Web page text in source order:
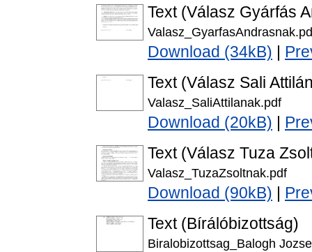
Text (Válasz Gyárfás
Download (34kB)
Text (Válasz Sali
Valasz_SaliAttilanak.pdf
Download (20kB)
Text (Válasz Tuza
Valasz_TuzaZsoltnak.pdf
Download (90kB)
Text (Bírálóbizottság)
Biralobizottsag_Balogh